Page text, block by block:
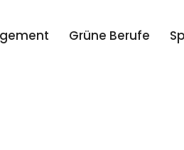
Grüne Berufe